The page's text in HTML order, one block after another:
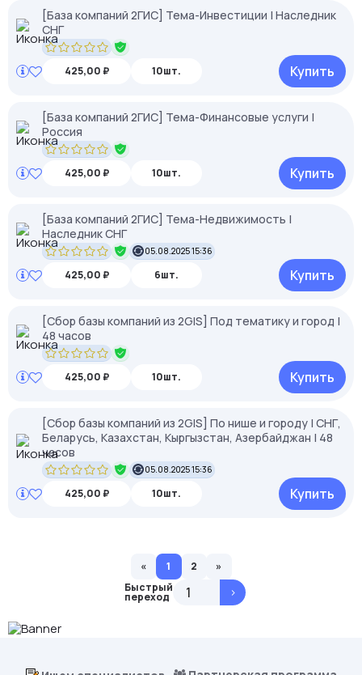
[База компаний 2ГИС] Тема-Инвестиции | Наследник
СНГ
425,00 ₽ 10шт. Купить
[База компаний 2ГИС] Тема-Финансовые услуги |
Россия
425,00 ₽ 10шт. Купить
[База компаний 2ГИС] Тема-Недвижимость |
Наследник СНГ
05.08.2025 15:36
425,00 ₽ 6шт. Купить
[Сбор базы компаний из 2GIS] Под тематику и город |
48 часов
425,00 ₽ 10шт. Купить
[Сбор базы компаний из 2GIS] По нише и городу | СНГ,
Беларусь, Казахстан, Кыргызстан, Азербайджан | 48
часов
05.08.2025 15:36
425,00 ₽ 10шт. Купить
« 1 2
»
Быстрый
переход >